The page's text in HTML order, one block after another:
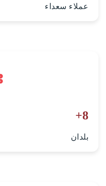
عملاء سعداء
8
+
بلدان